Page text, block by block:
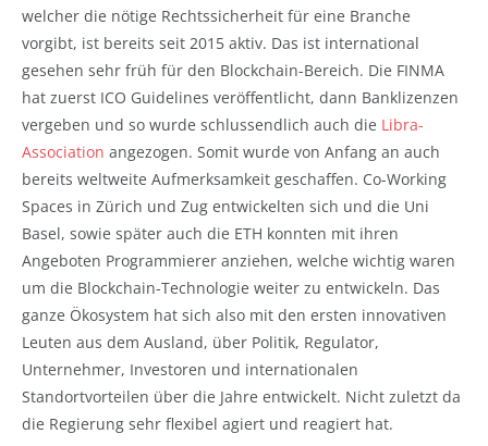
welcher die nötige Rechtssicherheit für eine Branche
vorgibt, ist bereits seit 2015 aktiv. Das ist international
gesehen sehr früh für den Blockchain-Bereich. Die FINMA
hat zuerst ICO Guidelines veröffentlicht, dann Banklizenzen
vergeben und so wurde schlussendlich auch die Libra-
Association angezogen. Somit wurde von Anfang an auch
bereits weltweite Aufmerksamkeit geschaffen. Co-Working
Spaces in Zürich und Zug entwickelten sich und die Uni
Basel, sowie später auch die ETH konnten mit ihren
Angeboten Programmierer anziehen, welche wichtig waren
um die Blockchain-Technologie weiter zu entwickeln. Das
ganze Ökosystem hat sich also mit den ersten innovativen
Leuten aus dem Ausland, über Politik, Regulator,
Unternehmer, Investoren und internationalen
Standortvorteilen über die Jahre entwickelt. Nicht zuletzt da
die Regierung sehr flexibel agiert und reagiert hat.